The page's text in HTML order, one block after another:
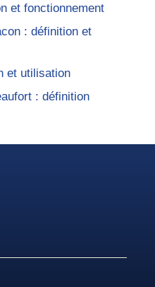
et fonctionnement
: définition et
et utilisation
: définition